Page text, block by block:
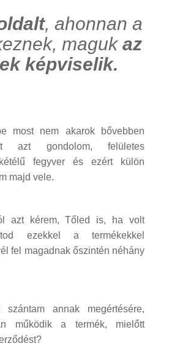
, ahonnan a
maguk az
képviselik.
most nem akarok bővebben
azt gondolom, felületes
fegyver és ezért külön
majd vele.
azt kérem, Tőled is, ha volt
ezekkel a termékekkel
fel magadnak őszintén néhány
szántam annak megértésére,
működik a termék, mielőtt